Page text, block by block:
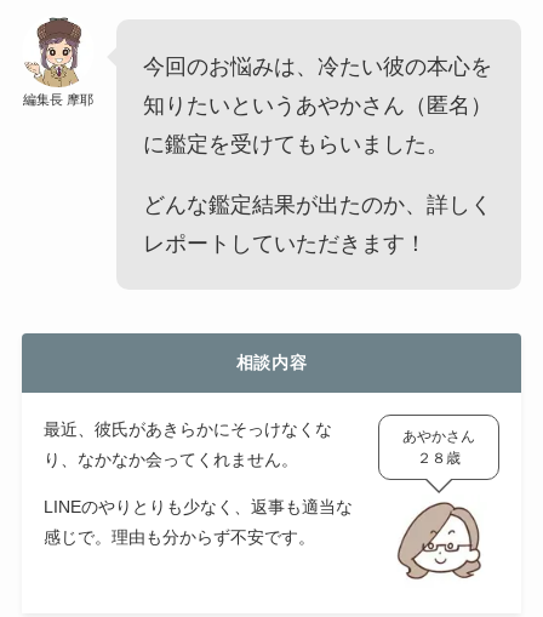
編集長 摩耶
今回のお悩みは、冷たい彼の本心を
知りたいというあやかさん（匿名）
に鑑定を受けてもらいました。
どんな鑑定結果が出たのか、詳しく
レポートしていただきます！
相談内容
最近、彼氏があきらかにそっけなくな
り、なかなか会ってくれません。
LINEのやりとりも少なく、返事も適当な
感じで。理由も分からず不安です。
あやかさん
２８歳